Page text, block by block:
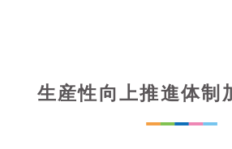
生産性向上推進体制